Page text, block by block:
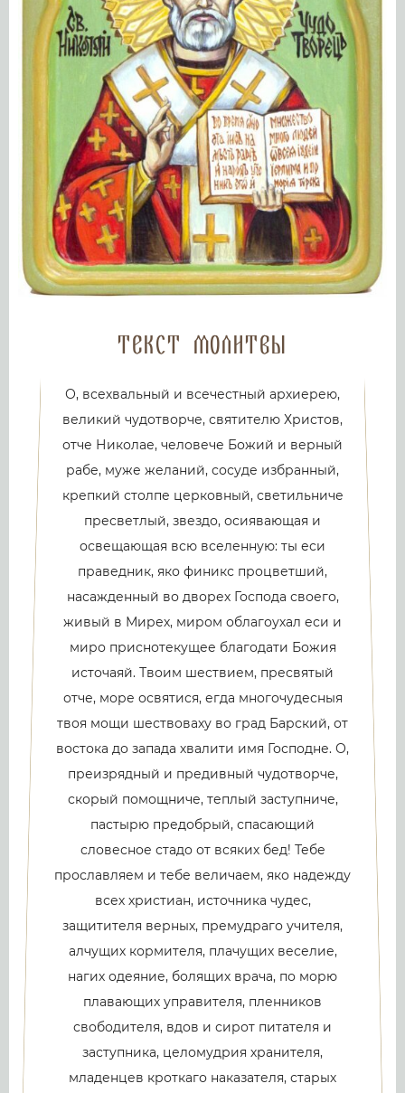
Текст молитвы
О, всехвальный и всечестный архиерею,
великий чудотворче, святителю Христов,
отче Николае, человече Божий и верный
рабе, муже желаний, сосуде избранный,
крепкий столпе церковный, светильниче
пресветлый, звездо, осиявающая и
освещающая всю вселенную: ты еси
праведник, яко финикс процветший,
насажденный во дворех Господа своего,
живый в Мирех, миром облагоухал еси и
миро приснотекущее благодати Божия
источаяй. Твоим шествием, пресвятый
отче, море освятися, егда многочудесныя
твоя мощи шествоваху во град Барский, от
востока до запада хвалити имя Господне. О,
преизрядный и предивный чудотворче,
скорый помощниче, теплый заступниче,
пастырю предобрый, спасающий
словесное стадо от всяких бед! Тебе
прославляем и тебе величаем, яко надежду
всех христиан, источника чудес,
защитителя верных, премудраго учителя,
алчущих кормителя, плачущих веселие,
нагих одеяние, болящих врача, по морю
плавающих управителя, пленников
свободителя, вдов и сирот питателя и
заступника, целомудрия хранителя,
младенцев кроткаго наказателя, старых